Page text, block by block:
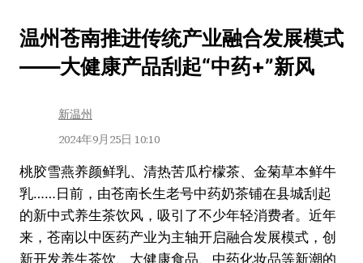
温州苍南推进传统产业融合发展模式
——大健康产品刮起“中药+”新风
新温州
2024年9月25日 10:10
桃胶雪燕养颜鲜乳、清热苦瓜柠檬茶、金菊草本鲜牛
乳……日前，由苍南长生老号中药奶茶铺在县城刮起
的新中式养生茶饮风，吸引了不少年轻消费者。近年
来，苍南以中医药产业为主轴开启融合发展模式，创
新开发养生茶饮、大健康食品、中药化妆品等新潮的